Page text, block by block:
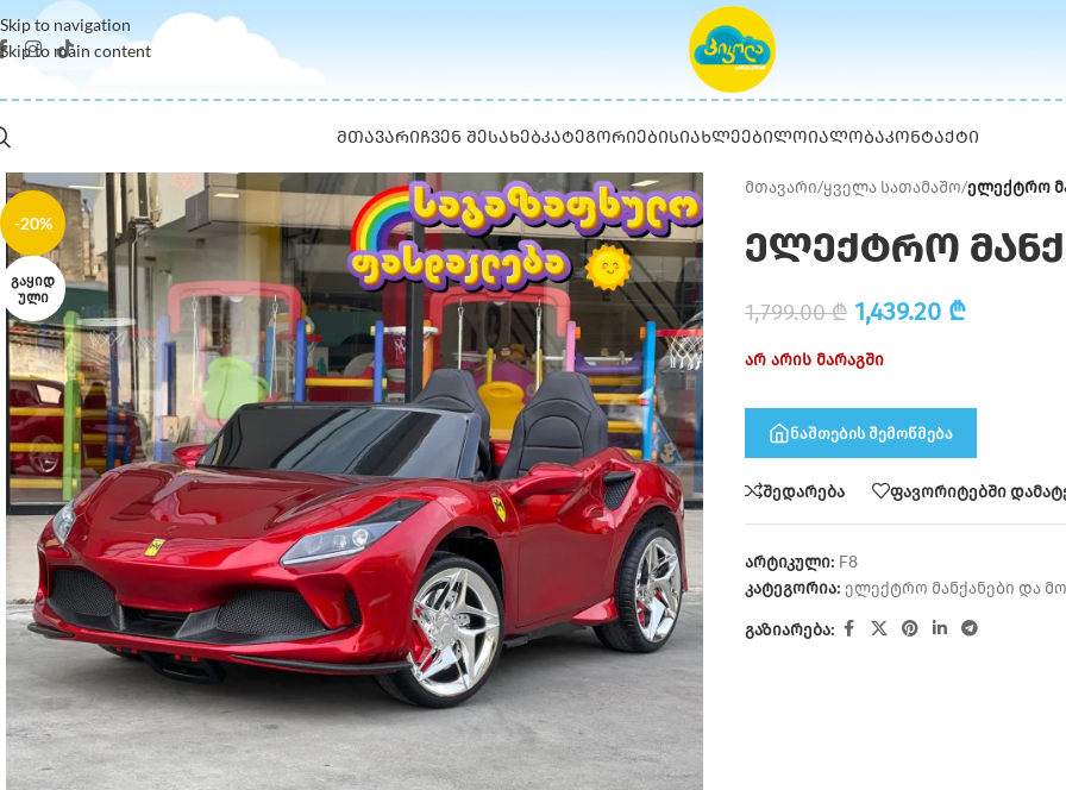
Skip to navigation
Skip to main content
ᲛᲗᲐᲕᲐᲠᲘᲩᲕᲔᲜ ᲨᲔᲡᲐᲮᲔᲑᲙᲐᲢᲔᲒᲝᲠᲘᲔᲑᲘᲡᲘᲐᲮᲚᲔᲔᲑᲘᲚᲝᲘᲐᲚᲝᲑᲐᲙᲝᲜᲢᲐᲥᲢᲘ
-20%
ᲒᲐᲧᲘᲓ
ᲣᲚᲘ
მთავარი/ყველა სათამაშო/ელექტრო
ელექტრო
1,799.00₾ 1,439.20 ₾
არ არის მარაგში
ნაშთების შემოწმება
შედარება ფავორიტებში
არტიკული: F8
კატეგორია: ელექტრო მანქანები და
გაზიარება: